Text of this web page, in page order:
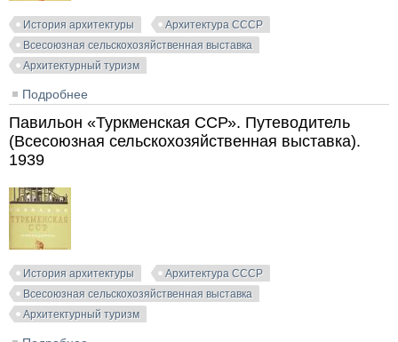
История архитектуры
Архитектура СССР
Всесоюзная сельскохозяйственная выставка
Архитектурный туризм
Подробнее
Павильон «Туркменская ССР». Путеводитель
(Всесоюзная сельскохозяйственная выставка).
1939
История архитектуры
Архитектура СССР
Всесоюзная сельскохозяйственная выставка
Архитектурный туризм